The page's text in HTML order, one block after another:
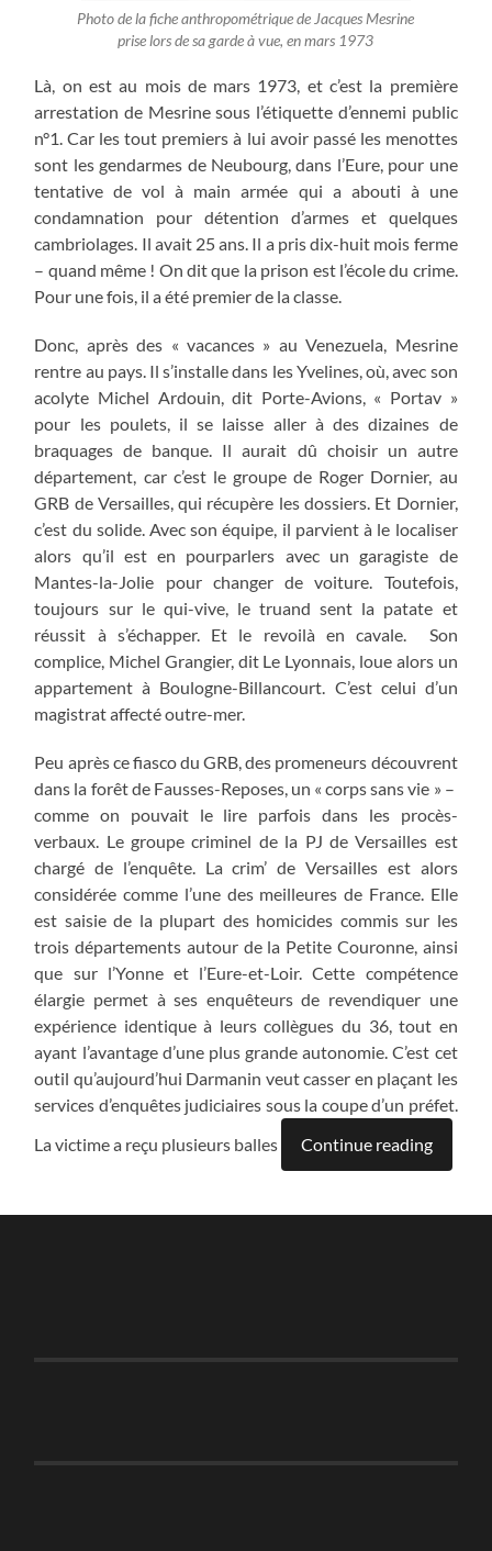
Photo de la fiche anthropométrique de Jacques Mesrine
prise lors de sa garde à vue, en mars 1973
Là, on est au mois de mars 1973, et c’est la première
arrestation de Mesrine sous l’étiquette d’ennemi public
n°1. Car les tout premiers à lui avoir passé les menottes
sont les gendarmes de Neubourg, dans l’Eure, pour une
tentative de vol à main armée qui a abouti à une
condamnation pour détention d’armes et quelques
cambriolages. Il avait 25 ans. Il a pris dix-huit mois ferme
– quand même ! On dit que la prison est l’école du crime.
Pour une fois, il a été premier de la classe.
Donc, après des « vacances » au Venezuela, Mesrine
rentre au pays. Il s’installe dans les Yvelines, où, avec son
acolyte Michel Ardouin, dit Porte-Avions, « Portav »
pour les poulets, il se laisse aller à des dizaines de
braquages de banque. Il aurait dû choisir un autre
département, car c’est le groupe de Roger Dornier, au
GRB de Versailles, qui récupère les dossiers. Et Dornier,
c’est du solide. Avec son équipe, il parvient à le localiser
alors qu’il est en pourparlers avec un garagiste de
Mantes-la-Jolie pour changer de voiture. Toutefois,
toujours sur le qui-vive, le truand sent la patate et
réussit à s’échapper. Et le revoilà en cavale. Son
complice, Michel Grangier, dit Le Lyonnais, loue alors un
appartement à Boulogne-Billancourt. C’est celui d’un
magistrat affecté outre-mer.
Peu après ce fiasco du GRB, des promeneurs découvrent
dans la forêt de Fausses-Reposes, un « corps sans vie » –
comme on pouvait le lire parfois dans les procès-
verbaux. Le groupe criminel de la PJ de Versailles est
chargé de l’enquête. La crim’ de Versailles est alors
considérée comme l’une des meilleures de France. Elle
est saisie de la plupart des homicides commis sur les
trois départements autour de la Petite Couronne, ainsi
que sur l’Yonne et l’Eure-et-Loir. Cette compétence
élargie permet à ses enquêteurs de revendiquer une
expérience identique à leurs collègues du 36, tout en
ayant l’avantage d’une plus grande autonomie. C’est cet
outil qu’aujourd’hui Darmanin veut casser en plaçant les
services d’enquêtes judiciaires sous la coupe d’un préfet.
La victime a reçu plusieurs balles
Continue reading